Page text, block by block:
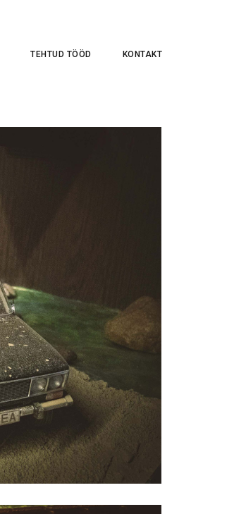
TEHTUD TÖÖD KONTAKT